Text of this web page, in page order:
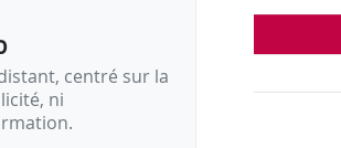
centré sur la
ni